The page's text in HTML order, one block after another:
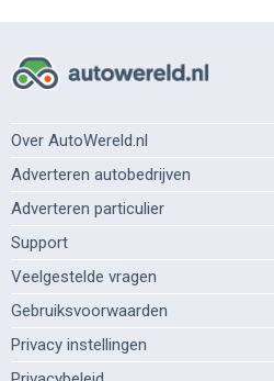
Over AutoWereld.nl
Adverteren autobedrijven
Adverteren particulier
Support
Veelgestelde vragen
Gebruiksvoorwaarden
Privacy instellingen